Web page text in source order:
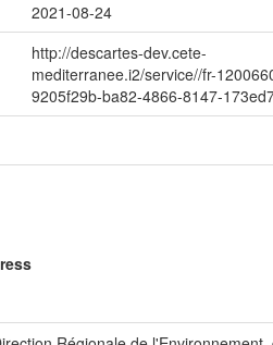
2021-08-24
http://descartes-dev.cete-
mediterranee.i2/service//fr-
9205f29b-ba82-4866-8147-